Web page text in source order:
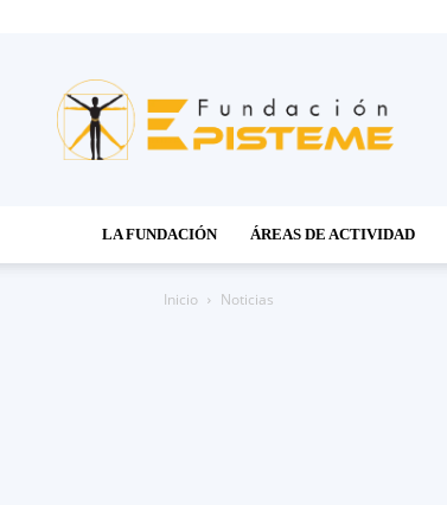
Episteme
LA FUNDACIÓN ÁREAS DE ACTIVIDAD
Inicio Noticias